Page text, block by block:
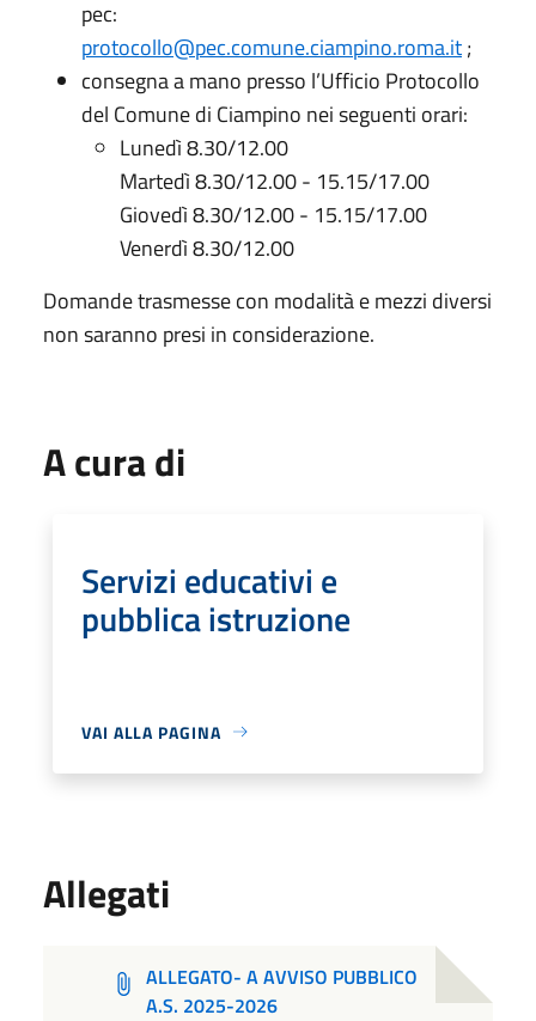
pec:
protocollo@pec.comune.ciampino.roma.it;
consegna a mano presso l’Ufficio Protocollo
del Comune di Ciampino nei seguenti orari:
Lunedì 8.30/12.00
Martedì 8.30/12.00 - 15.15/17.00
Giovedì 8.30/12.00 - 15.15/17.00
Venerdì 8.30/12.00
Domande trasmesse con modalità e mezzi diversi
non saranno presi in considerazione.
A cura di
Servizi educativi e
pubblica istruzione
VAI ALLA PAGINA
Allegati
ALLEGATO- A AVVISO PUBBLICO
A.S. 2025-2026